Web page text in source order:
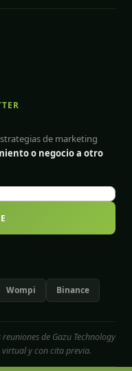
de marketing
o negocio a otro
Wompi Binance
de Gazu Technology
y con cita previa.